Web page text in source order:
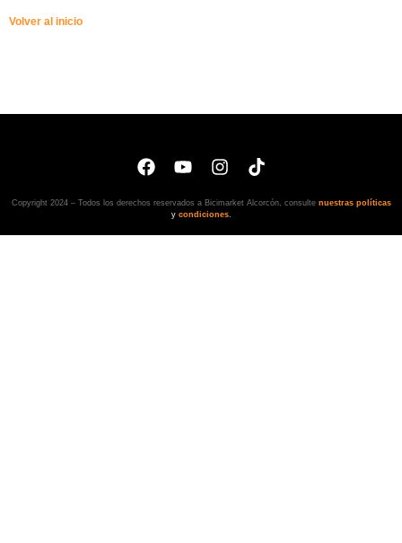
Volver al inicio
Copyright 2024 – Todos los derechos reservados a Bicimarket Alcorcón, consulte nuestras políticas
y condiciones.